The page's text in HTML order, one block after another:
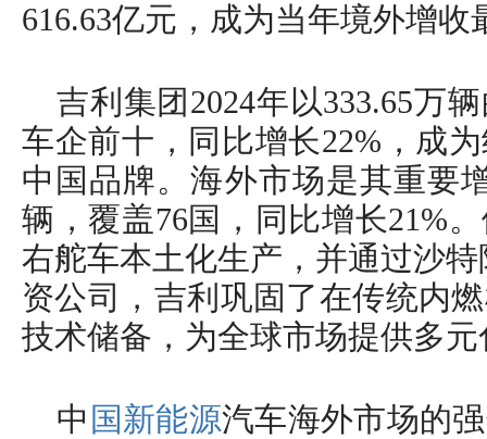
616.63亿元，成为当年境外增
吉利集团2024年以333.65万
车企前十，同比增长22%，成
中国品牌。海外市场是其重要
辆，覆盖76国，同比增长21%
右舵车本土化生产，并通过沙
资公司，吉利巩固了在传统内
技术储备，为全球市场提供多
​中 国新能源汽车海外市场的